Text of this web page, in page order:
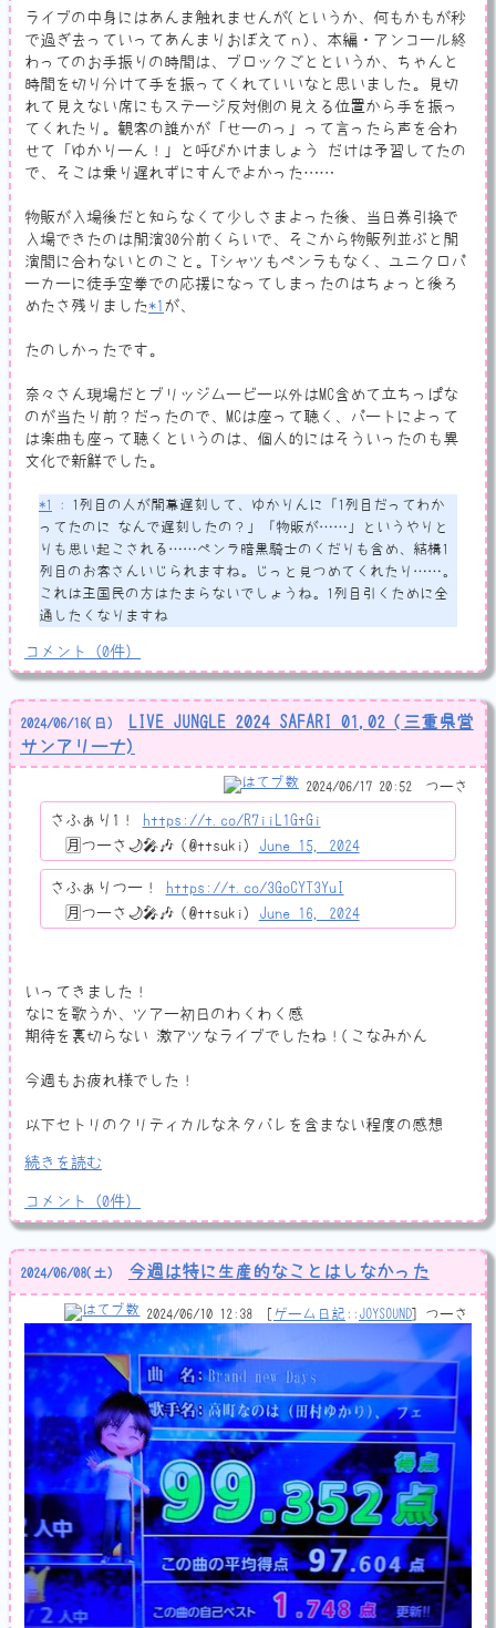
ライブの中身にはあんま触れませんが(というか、何もかもが秒
で過ぎ去っていってあんまりおぼえてｎ)、本編・アンコール終
わってのお手振りの時間は、ブロックごとというか、ちゃんと
時間を切り分けて手を振ってくれていいなと思いました。見切
れて見えない席にもステージ反対側の見える位置から手を振っ
てくれたり。観客の誰かが「せーのっ」って言ったら声を合わ
せて「ゆかりーん！」と呼びかけましょう だけは予習してたの
で、そこは乗り遅れずにすんでよかった……
物販が入場後だと知らなくて少しさまよった後、当日券引換で
入場できたのは開演30分前くらいで、そこから物販列並ぶと開
演間に合わないとのこと。Tシャツもペンラもなく、ユニクロパ
ーカーに徒手空拳での応援になってしまったのはちょっと後ろ
めたさ残りました*1 が、
たのしかったです。
奈々さん現場だとブリッジムービー以外はMC含めて立ちっぱな
のが当たり前？だったので、MCは座って聴く、パートによって
は楽曲も座って聴くというのは、個人的にはそういったのも異
文化で新鮮でした。
*1
: 1列目の人が開幕遅刻して、ゆかりんに「1列目だってわか
ってたのに なんで遅刻したの？」「物販が……」というやりと
りも思い起こされる……ペンラ暗黒騎士のくだりも含め、結構1
列目のお客さんいじられますね。じっと見つめてくれたり……。
これは王国民の方はたまらないでしょうね。1列目引くために全
通したくなりますね
コメント （0件）
2024/06/16(日)
LIVE JUNGLE 2024 SAFARI 01,02 (三重県営
サンアリーナ)
2024/06/17 20:52 つーさ
さふぁり1！
https://t.co/R7iiL1GtGi
— 🈷️つーさ🌙🎤🎶 (@ttsuki)
June 15, 2024
さふぁりつー！
https://t.co/3GoCYT3YuI
— 🈷️つーさ🌙🎤🎶 (@ttsuki)
June 16, 2024
いってきました！
なにを歌うか、ツアー初日のわくわく感
期待を裏切らない 激アツなライブでしたね！(こなみかん
今週もお疲れ様でした！
以下セトリのクリティカルなネタバレを含まない程度の感想
続きを読む
コメント （0件）
2024/06/08(土) 今週は特に生産的なことはしなかった
2024/06/10 12:38 ゲーム日記 :: JOYSOUND つーさ